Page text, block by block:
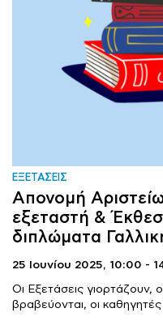
ΕΞΕΤΑΣΕΙΣ
Απονομή
εξεταστή &
διπλώματα
25 Ιουνίου 2025, 10:00 -
Οι Εξετάσεις γιορτάζουν,
βραβεύονται, οι καθηγητές